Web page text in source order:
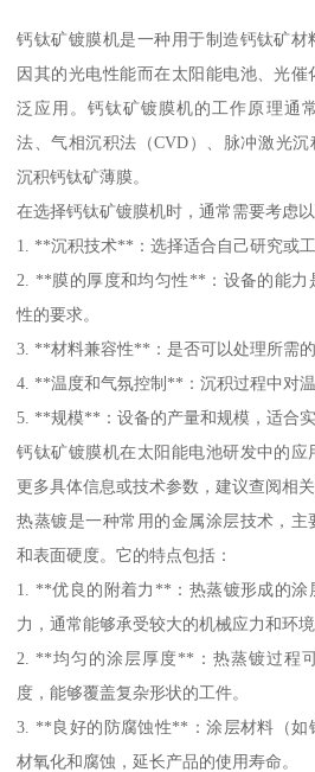
钙钛矿镀膜机是一种用于制造钙钛矿
因其的光电性能而在太阳能电池、光
泛应用。钙钛矿镀膜机的工作原理通
法、气相沉积法（CVD）、脉冲激光
沉积钙钛矿薄膜。
在选择钙钛矿镀膜机时，通常需要考虑以
1. **沉积技术**：选择适合自己研究或工
2. **膜的厚度和均匀性**：设备的能力
性的要求。
3. **材料兼容性**：是否可以处理所需的
4. **温度和气氛控制**：沉积过程中对温
5. **规模**：设备的产量和规模，适合实
钙钛矿镀膜机在太阳能电池研发中的
更多具体信息或技术参数，建议查阅相
热蒸镀是一种常用的金属涂层技术，
和表面硬度。它的特点包括：
1. **优良的附着力**：热蒸镀形成的涂
力，通常能够承受较大的机械应力和环境
2. **均匀的涂层厚度**：热蒸镀过程
度，能够覆盖复杂形状的工件。
3. **良好的防腐蚀性**：涂层材料（如
材氧化和腐蚀，延长产品的使用寿命。